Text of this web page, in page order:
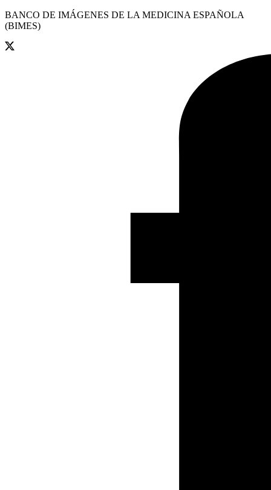
BANCO DE IMÁGENES DE LA MEDICINA ESPAÑOLA
(BIMES)